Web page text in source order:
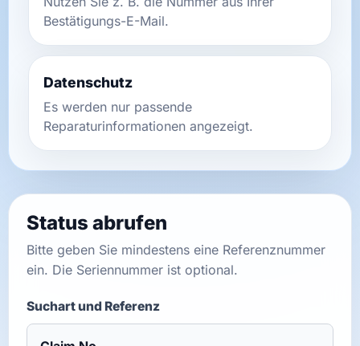
Filialsuche
Blog & Ratgeber
Anmelden
SPRACHE
DE FR IT EN
Bestätigungs-E-Mail.
Datenschutz
Es werden nur passende
Reparaturinformationen angezeigt.
Status abrufen
Bitte geben Sie mindestens eine Referenznummer
ein. Die Seriennummer ist optional.
Suchart und Referenz